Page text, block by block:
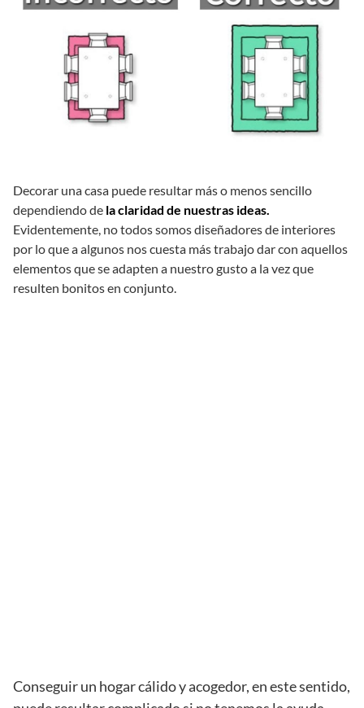
Decorar una casa puede resultar más o menos sencillo
dependiendo de la claridad de nuestras ideas.
Evidentemente, no todos somos diseñadores de interiores
por lo que a algunos nos cuesta más trabajo dar con aquellos
elementos que se adapten a nuestro gusto a la vez que
resulten bonitos en conjunto.
Conseguir un hogar cálido y acogedor, en este sentido,